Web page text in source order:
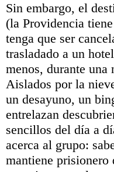
Sin embargo, el
(la Providencia
tenga que ser
trasladado a un
menos, durante una
Aislados por la
un desayuno, un
entrelazan
sencillos del día a
acerca al grupo:
mantiene prisionero